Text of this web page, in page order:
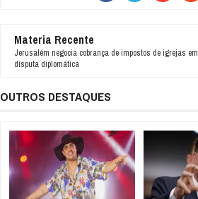
Materia Recente
Jerusalém negocia cobrança de impostos de igrejas em
disputa diplomática
OUTROS DESTAQUES